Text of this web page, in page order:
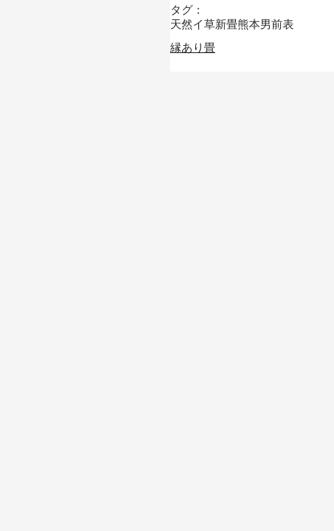
タグ：
天然イ草新畳熊本男前表
縁あり畳